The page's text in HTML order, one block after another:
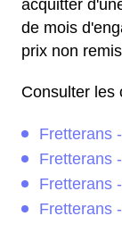
acquitter
de mois
prix non
Consulter les
Fretterans
Fretterans
Fretterans
Fretterans